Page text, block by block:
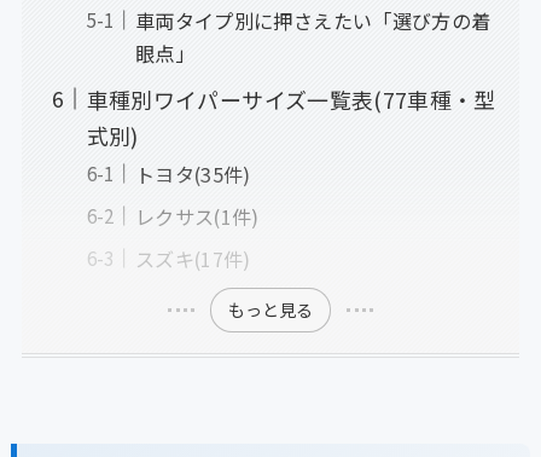
車両タイプ別に押さえたい「選び方の着
眼点」
車種別ワイパーサイズ一覧表(77車種・型
式別)
トヨタ(35件)
レクサス(1件)
スズキ(17件)
もっと見る